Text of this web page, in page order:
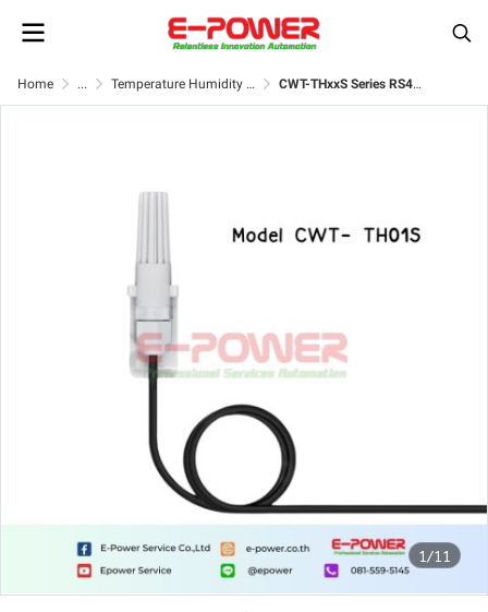
Home ... Temperature Humidity Sensors CWT-THxxS Series RS485 temperature humidity sensor
1/11